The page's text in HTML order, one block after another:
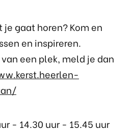
gaat horen? Kom en
en inspireren.
een plek, meld je dan
- 14.30 uur - 15.45 uur